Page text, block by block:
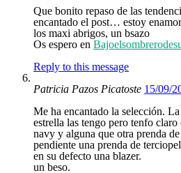
Que bonito repaso de las
encantado el post… estoy
los maxi abrigos, un bsazo
Os espero en
Reply to this message
Patricia Pazos Picatoste 15/09/
Me ha encantado la selección.
estrella las tengo pero tenfo
navy y alguna que otra prenda
pendiente una prenda de
en su defecto una blazer.
un beso.